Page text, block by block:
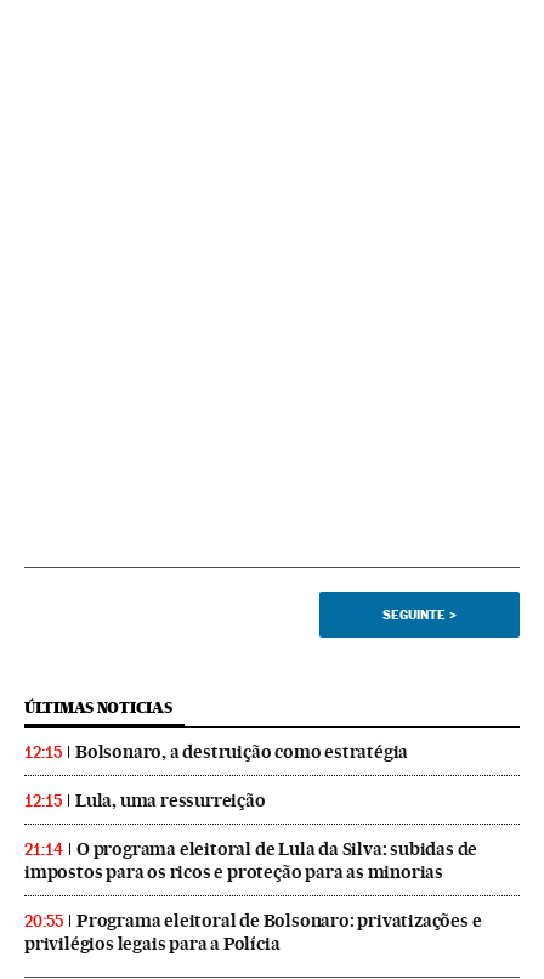
SEGUINTE >
ÚLTIMAS NOTICIAS
12:15 Bolsonaro, a destruição como estratégia
12:15 Lula, uma ressurreição
21:14
O programa eleitoral de Lula da Silva: subidas de
impostos para os ricos e proteção para as minorias
20:55
Programa eleitoral de Bolsonaro: privatizações e
privilégios legais para a Polícia